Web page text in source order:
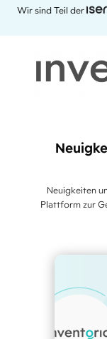
Wir sind Teil der
Neuigkeiten
Plattform zur